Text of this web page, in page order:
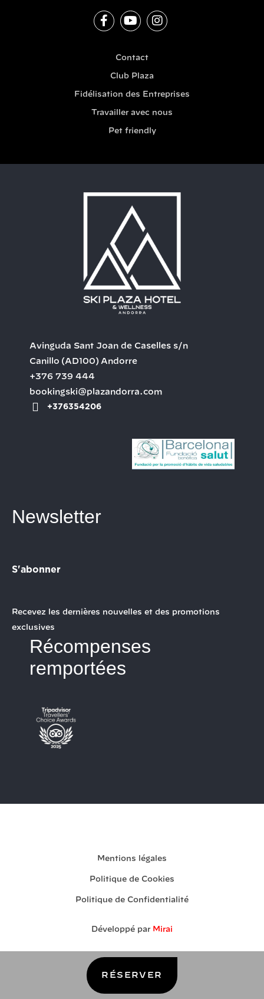
RÉSERVER
Contact
Club Plaza
Fidélisation des Entreprises
Travailler avec nous
Pet friendly
Avinguda Sant Joan de Caselles s/n
Canillo (AD100) Andorre
+376 739 444
bookingski@plazandorra.com
+376354206
Newsletter
S'abonner
Recevez les dernières nouvelles et des promotions
exclusives
Récompenses
remportées
Mentions légales
Politique de Cookies
Politique de Confidentialité
Développé par Mirai